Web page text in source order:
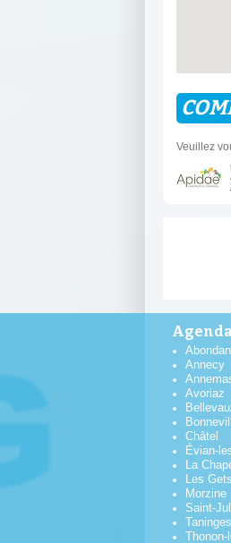
Veuillez
Annecy
Avoriaz
Châtel
Évian-
La
Les Gets
Morzine
Saint-
Taninges
Thonon-